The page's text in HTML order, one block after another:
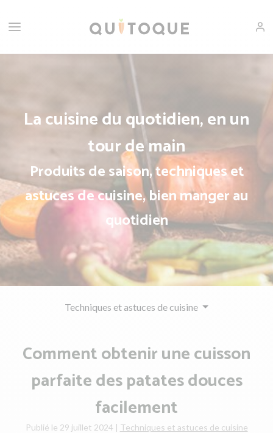
La cuisine du quotidien, en un
tour de main
Produits de saison, techniques et
astuces de cuisine, bien manger au
quotidien
Techniques et astuces de cuisine
Comment obtenir une cuisson
parfaite des patates douces
facilement
Publié le 29 juillet 2024 | Techniques et astuces de cuisine